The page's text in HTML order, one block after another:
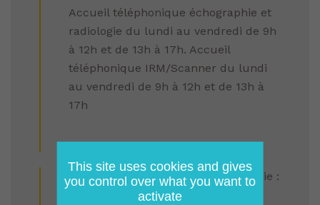
Accueil téléphonique échographie et
radiologie du lundi au vendredi de 9h
à 12h et de 13h à 17h. Accueil
téléphonique IRM/Scanner du lundi
au vendredi de 9h à 12h et de 13h à
17h
Secrétariat Echographie et radiologie :
03 28 28 59 69
This site uses cookies and gives
you control over what you want to
activate